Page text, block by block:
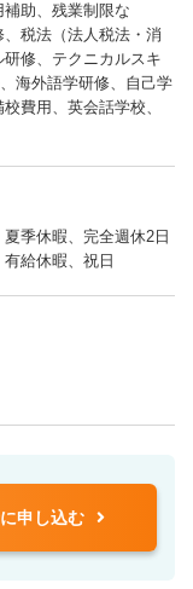
助、残業制限な
税法（法人税法・消
修、テクニカルスキ
海外語学研修、自己学
費用、英会話学校、
季休暇、完全週休2日
給休暇、祝日
申し込む